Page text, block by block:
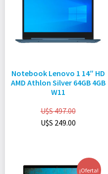
Notebook Lenovo 1 14″ HD
AMD Athlon Silver 64GB 4GB
W11
U$S497.00
U$S 249.00
¡Oferta!